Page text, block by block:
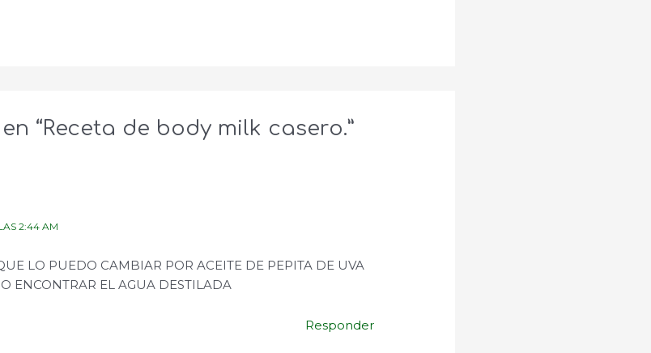
“Receta de body milk casero.”
2:44 AM
LO PUEDO CAMBIAR POR ACEITE DE PEPITA DE UVA
ENCONTRAR EL AGUA DESTILADA
Responder